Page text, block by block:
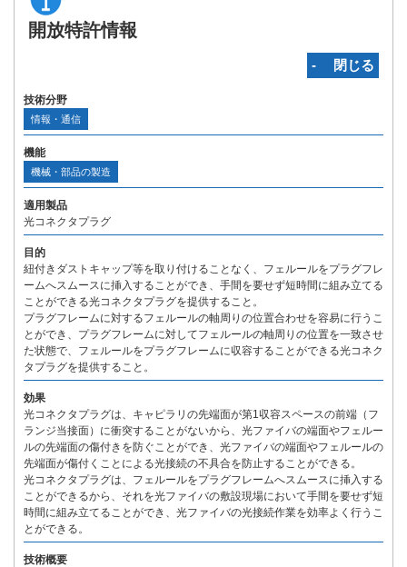
開放特許情報
‐ 閉じる
技術分野
情報・通信
機能
機械・部品の製造
適用製品
光コネクタプラグ
目的
紐付きダストキャップ等を取り付けることなく、フェルールをプラグフレ
ームへスムースに挿入することができ、手間を要せず短時間に組み立てる
ことができる光コネクタプラグを提供すること。
プラグフレームに対するフェルールの軸周りの位置合わせを容易に行うこ
とができ、プラグフレームに対してフェルールの軸周りの位置を一致させ
た状態で、フェルールをプラグフレームに収容することができる光コネク
タプラグを提供すること。
効果
光コネクタプラグは、キャピラリの先端面が第1収容スペースの前端（フ
ランジ当接面）に衝突することがないから、光ファイバの端面やフェルー
ルの先端面の傷付きを防ぐことができ、光ファイバの端面やフェルールの
先端面が傷付くことによる光接続の不具合を防止することができる。
光コネクタプラグは、フェルールをプラグフレームへスムースに挿入する
ことができるから、それを光ファイバの敷設現場において手間を要せず短
時間に組み立てることができ、光ファイバの光接続作業を効率よく行うこ
とができる。
技術概要